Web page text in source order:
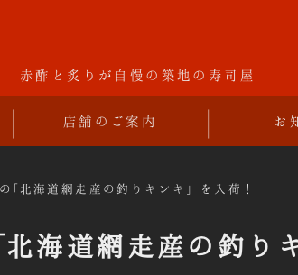
赤酢と炙りが自慢の築地の寿司屋
店舗のご案内 お
｢北海道網走産の釣りキンキ」を入荷！
海道網走産の釣り